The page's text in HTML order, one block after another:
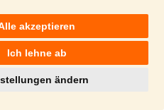
akzeptieren
Ich lehne ab
ändern